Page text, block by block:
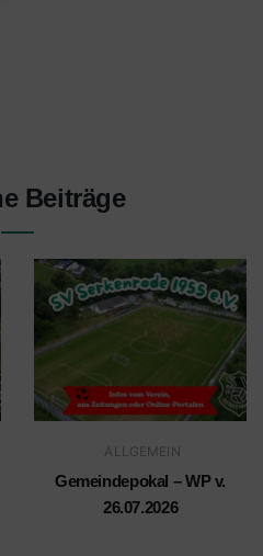
Beiträge
ALLGEMEIN
Gemeindepokal – WP v.
26.07.2026